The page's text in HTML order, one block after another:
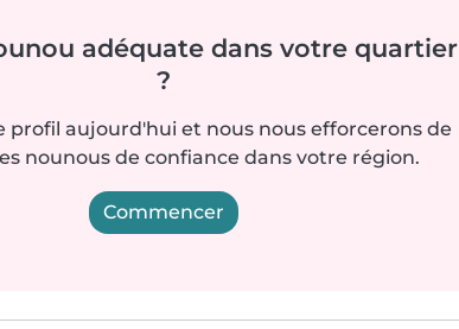
adéquate dans votre quartier
?
profil aujourd'hui et nous nous efforcerons de
nounous de confiance dans votre région.
Commencer